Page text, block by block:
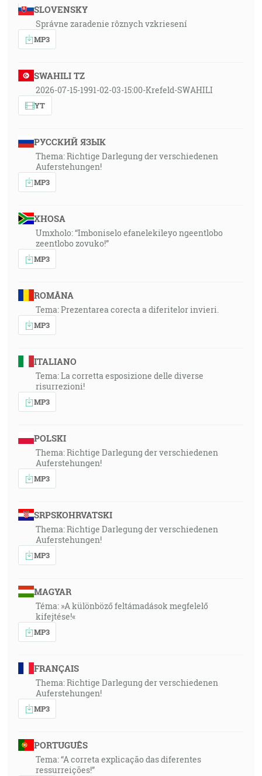
SLOVENSKY
Správne zaradenie rôznych vzkriesení
MP3
SWAHILI TZ
2026-07-15-1991-02-03-15:00-Krefeld-SWAHILI
YT
РУССКИЙ ЯЗЫК
Thema: Richtige Darlegung der verschiedenen
Auferstehungen!
MP3
XHOSA
Umxholo: “Imboniselo efanelekileyo ngeentlobo
zeentlobo zovuko!”
MP3
ROMÂNA
Tema: Prezentarea corecta a diferitelor invieri.
MP3
ITALIANO
Tema: La corretta esposizione delle diverse
risurrezioni!
MP3
POLSKI
Thema: Richtige Darlegung der verschiedenen
Auferstehungen!
MP3
SRPSKOHRVATSKI
Thema: Richtige Darlegung der verschiedenen
Auferstehungen!
MP3
MAGYAR
Téma: »A különböző feltámadások megfelelő
kifejtése!«
MP3
FRANÇAIS
Thema: Richtige Darlegung der verschiedenen
Auferstehungen!
MP3
PORTUGUÊS
Tema: “A correta explicação das diferentes
ressurreições!”